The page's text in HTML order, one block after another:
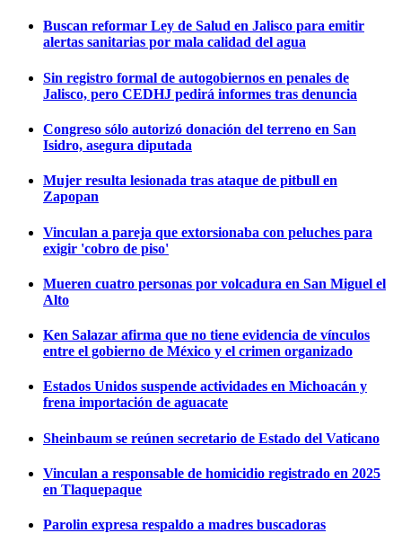
Buscan reformar Ley de Salud en Jalisco para emitir
alertas sanitarias por mala calidad del agua
Sin registro formal de autogobiernos en penales de
Jalisco, pero CEDHJ pedirá informes tras denuncia
Congreso sólo autorizó donación del terreno en San
Isidro, asegura diputada
Mujer resulta lesionada tras ataque de pitbull en
Zapopan
Vinculan a pareja que extorsionaba con peluches para
exigir 'cobro de piso'
Mueren cuatro personas por volcadura en San Miguel el
Alto
Ken Salazar afirma que no tiene evidencia de vínculos
entre el gobierno de México y el crimen organizado
Estados Unidos suspende actividades en Michoacán y
frena importación de aguacate
Sheinbaum se reúnen secretario de Estado del Vaticano
Vinculan a responsable de homicidio registrado en 2025
en Tlaquepaque
Parolin expresa respaldo a madres buscadoras